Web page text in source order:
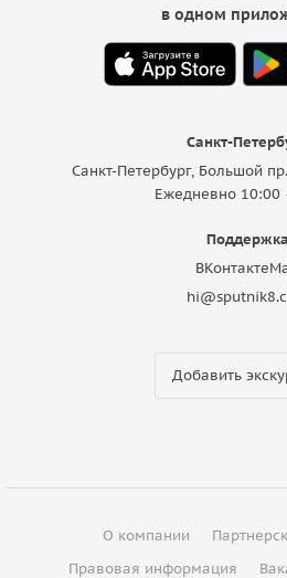
Санкт-
Санкт-Петербург, Большой
Ежедневно 10:00
Поддержка
ВКонтакте
Добавить
в одном
О компании
Правовая информация